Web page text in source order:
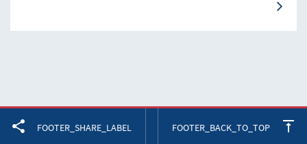
FOOTER_SHARE_LABEL FOOTER_BACK_TO_TOP